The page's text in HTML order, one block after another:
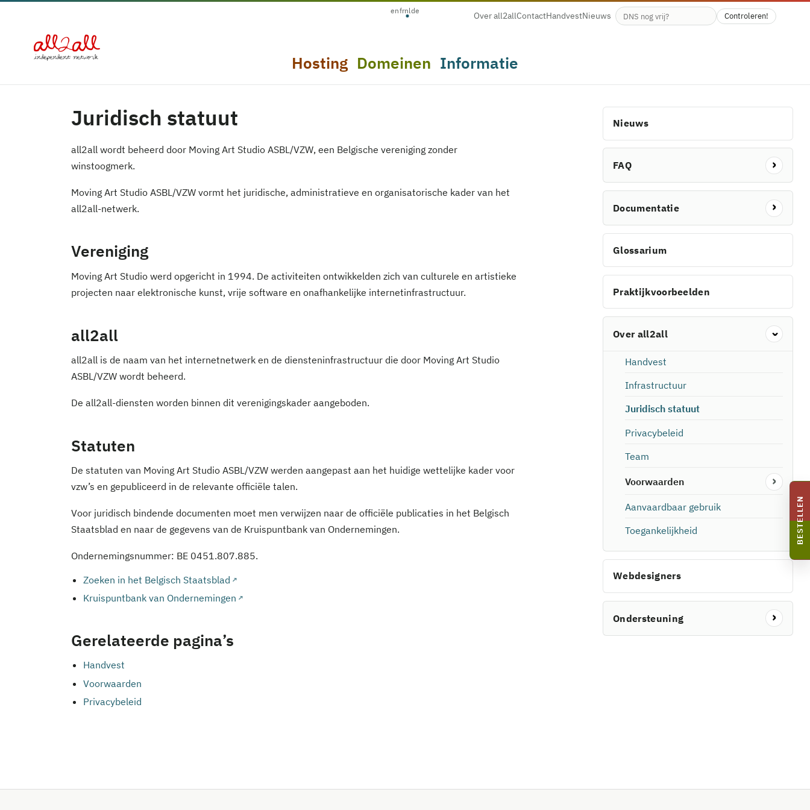
enfrnlde
Over all2allContactHandvestNieuws Beschikbaarheid van de domeinnaam
Controleren!
Hosting Domeinen Informatie
Juridisch statuut
all2all wordt beheerd door Moving Art Studio ASBL/VZW, een Belgische vereniging zonder
winstoogmerk.
Moving Art Studio ASBL/VZW vormt het juridische, administratieve en organisatorische kader van het
all2all-netwerk.
Vereniging
Moving Art Studio werd opgericht in 1994. De activiteiten ontwikkelden zich van culturele en artistieke
projecten naar elektronische kunst, vrije software en onafhankelijke internetinfrastructuur.
all2all
all2all is de naam van het internetnetwerk en de diensteninfrastructuur die door Moving Art Studio
ASBL/VZW wordt beheerd.
De all2all-diensten worden binnen dit verenigingskader aangeboden.
Statuten
De statuten van Moving Art Studio ASBL/VZW werden aangepast aan het huidige wettelijke kader voor
vzw’s en gepubliceerd in de relevante officiële talen.
Voor juridisch bindende documenten moet men verwijzen naar de officiële publicaties in het Belgisch
Staatsblad en naar de gegevens van de Kruispuntbank van Ondernemingen.
Ondernemingsnummer: BE 0451.807.885.
Zoeken in het Belgisch Staatsblad
Kruispuntbank van Ondernemingen
Gerelateerde pagina’s
Handvest
Voorwaarden
Privacybeleid
Nieuws
FAQ
Documentatie
Glossarium
Praktijkvoorbeelden
Over all2all
Handvest
Infrastructuur
Juridisch statuut
Privacybeleid
Team
Voorwaarden
Aanvaardbaar gebruik
Toegankelijkheid
Webdesigners
Ondersteuning
BESTELLEN